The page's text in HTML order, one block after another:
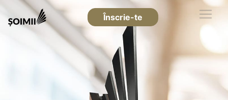
Înscrie-te